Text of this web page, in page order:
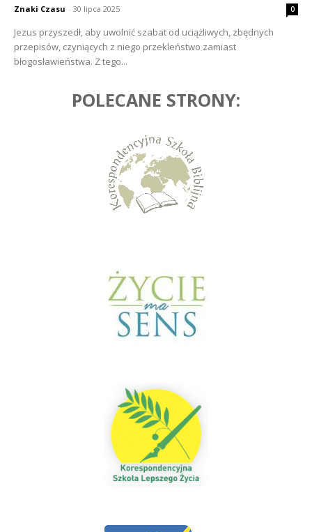
Znaki Czasu - 30 lipca 2025 0
Jezus przyszedł, aby uwolnić szabat od uciążliwych, zbędnych
przepisów, czyniących z niego przekleństwo zamiast
błogosławieństwa. Z tego...
POLECANE STRONY: